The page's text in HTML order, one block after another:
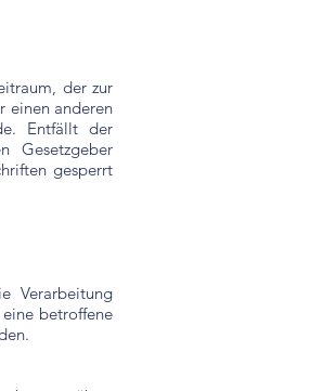
der zur
einen anderen
Entfällt der
Gesetzgeber
gesperrt
Verarbeitung
betroffene